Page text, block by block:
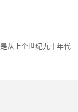
从上个世纪九十年代